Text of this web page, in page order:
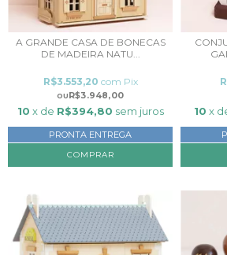
A GRANDE CASA DE BONECAS
DE MADEIRA NATU...
R$3.948,00
R$3.553,20 com Pix
10 x de R$394,80 sem juros
PRONTA ENTREGA
10 x